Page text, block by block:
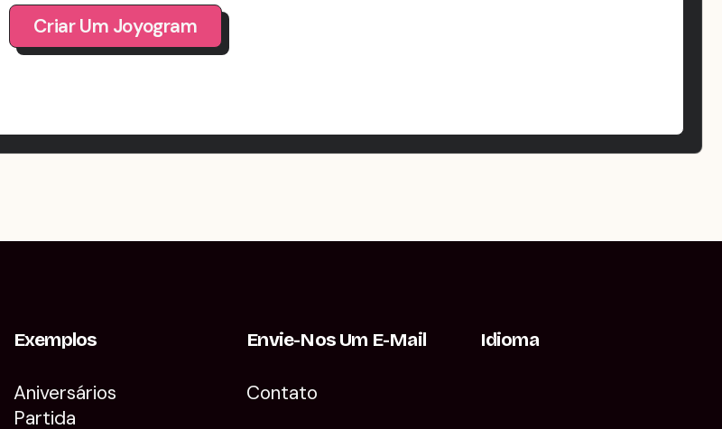
Criar Um Joyogram
Exemplos
Aniversários
Partida
Envie-Nos Um E-Mail
Contato
Idioma